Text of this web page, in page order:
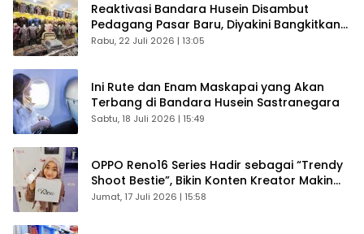
Reaktivasi Bandara Husein Disambut
Pedagang Pasar Baru, Diyakini Bangkitkan
Kembali Ekonomi Bandung
Rabu, 22 Juli 2026 | 13:05
Ini Rute dan Enam Maskapai yang Akan
Terbang di Bandara Husein Sastranegara
Sabtu, 18 Juli 2026 | 15:49
OPPO Reno16 Series Hadir sebagai “Trendy
Shoot Bestie”, Bikin Konten Kreator Makin
Betah
Jumat, 17 Juli 2026 | 15:58